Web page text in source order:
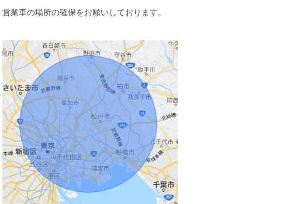
営業車の場所の確保をお願いしております。